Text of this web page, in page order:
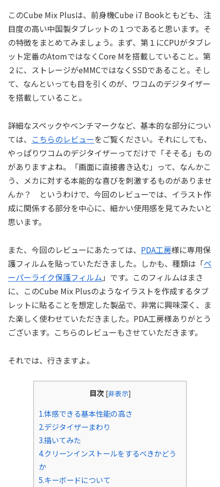
このCube Mix Plusは、前身機Cube i7 Bookともども、注
目度の高い中国製タブレットの１つであると思います。そ
の特徴をまとめてみましょう。まず、第１にCPUがタブレ
ット定番のAtomではなくCore Mを搭載していること。第
２に、ストレージがeMMCではなくSSDであること。そし
て、なんといっても目を引くのが、ワコムのデジタイザー
を搭載していること。
詳細なスペックやベンチマークなど、基本的な部分につい
ては、 こちらのレビューをご覧ください。それにしても、
やっぱりワコムのデジタイザーってだけで「そそる」もの
がありますよね。「画面に直接書き込む」って、なんかこ
う、メカに対する本能的な喜びを刺激するものがありませ
んか？ というわけで、今回のレビューでは、イラスト作
成に関係する部分を中心に、細かい使用感を見てみたいと
思います。
また、今回のレビューにあたっては、 PDA工房様に専用保
護フィルムを貼っていただきました。しかも、種類は「ペ
ーパーライク保護フィルム 」です。このフィルムはまさ
に、このCube Mix Plusのようなイラストを作成するタブ
レットに貼ることを想定した製品で、非常に興味深く、ま
た楽しく使わせていただきました。PDA工房様ありがとう
ございます。こちらのレビューもさせていただきます。
それでは、行きますよ。
目次 [非表示]
1.体感できる基本性能の高さ
2.デジタイザーまわり
3.描いてみた
4.クリーンインストールをするべきかどう
か
5.キーボードについて